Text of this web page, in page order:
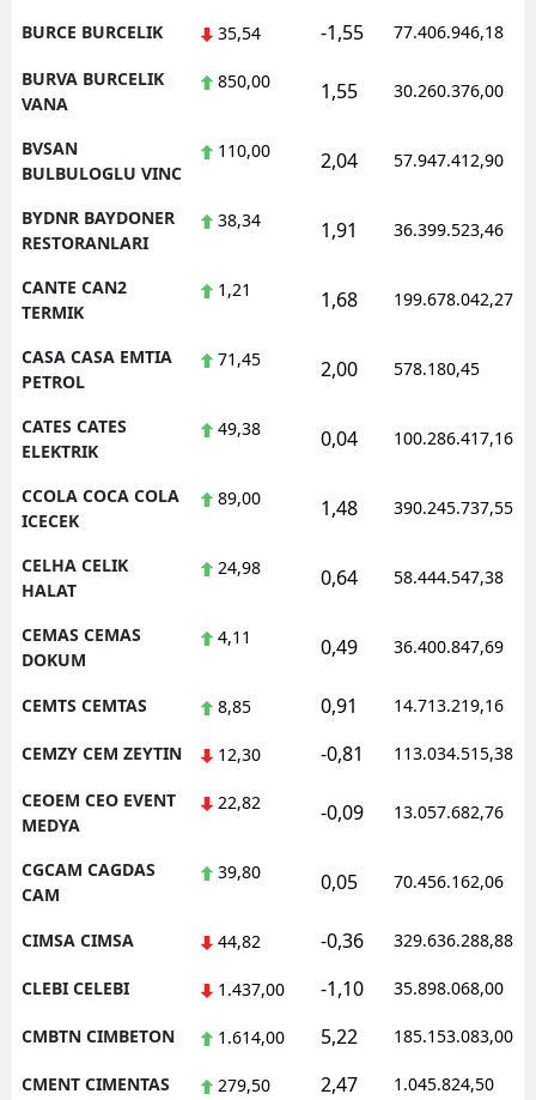
BURCE BURCELIK 35,54 -1,55 77.406.946,18
BURVA BURCELIK
VANA
850,00 1,55 30.260.376,00
BVSAN
BULBULOGLU VINC
110,00 2,04 57.947.412,90
BYDNR BAYDONER
RESTORANLARI
38,34 1,91 36.399.523,46
CANTE CAN2
TERMIK
1,21 1,68 199.678.042,27
CASA CASA EMTIA
PETROL
71,45 2,00 578.180,45
CATES CATES
ELEKTRIK
49,38 0,04 100.286.417,16
CCOLA COCA COLA
ICECEK
89,00 1,48 390.245.737,55
CELHA CELIK
HALAT
24,98 0,64 58.444.547,38
CEMAS CEMAS
DOKUM
4,11 0,49 36.400.847,69
CEMTS CEMTAS 8,85 0,91 14.713.219,16
CEMZY CEM ZEYTIN 12,30 -0,81 113.034.515,38
CEOEM CEO EVENT
MEDYA
22,82 -0,09 13.057.682,76
CGCAM CAGDAS
CAM
39,80 0,05 70.456.162,06
CIMSA CIMSA 44,82 -0,36 329.636.288,88
CLEBI CELEBI 1.437,00 -1,10 35.898.068,00
CMBTN CIMBETON 1.614,00 5,22 185.153.083,00
CMENT CIMENTAS 279,50 2,47 1.045.824,50